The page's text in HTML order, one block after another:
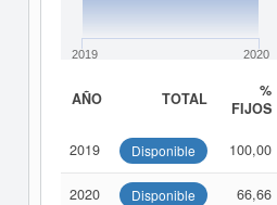
2019 2020
AÑO TOTAL
%
FIJOS
2019 Disponible 100,00
2020 Disponible 66,66